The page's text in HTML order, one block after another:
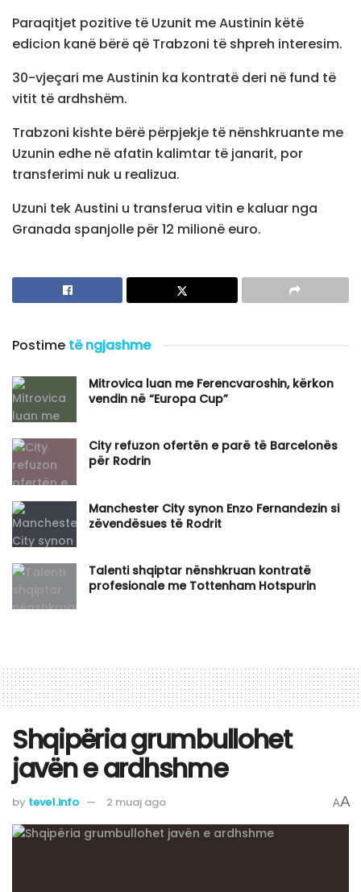
Paraqitjet pozitive të Uzunit me Austinin këtë
edicion kanë bërë që Trabzoni të shpreh interesim.
30-vjeçari me Austinin ka kontratë deri në fund të
vitit të ardhshëm.
Trabzoni kishte bërë përpjekje të nënshkruante me
Uzunin edhe në afatin kalimtar të janarit, por
transferimi nuk u realizua.
Uzuni tek Austini u transferua vitin e kaluar nga
Granada spanjolle për 12 milionë euro.
Postime të ngjashme
Mitrovica luan me Ferencvaroshin, kërkon
vendin në “Europa Cup”
City refuzon ofertën e parë të Barcelonës
për Rodrin
Manchester City synon Enzo Fernandezin si
zëvendësues të Rodrit
Talenti shqiptar nënshkruan kontratë
profesionale me Tottenham Hotspurin
Shqipëria grumbullohet
javën e ardhshme
by teve1.info 2 muaj ago AA